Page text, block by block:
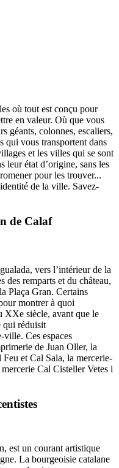
où tout est conçu pour
en valeur. Où que vous
géants, colonnes, escaliers,
qui vous transportent dans
et les villes qui se sont
leur état d’origine, sans les
pour les trouver...
de la ville. Savez-
de Calaf
vers l’intérieur de la
des remparts et du château,
Plaça Gran. Certains
montrer à quoi
XXe siècle, avant que le
qui réduisit
ville. Ces espaces
de Juan Oller, la
et Cal Sala, la mercerie-
Cal Cisteller Vetes i
est un courant artistique
La bourgeoisie catalane